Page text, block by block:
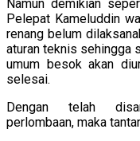
Namun demikian
Pelepat Kameluddin
renang belum
aturan teknis sehingga
umum besok akan
selesai.
Dengan telah
perlombaan, maka